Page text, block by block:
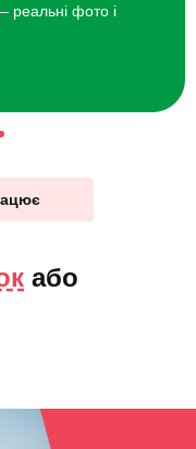
реальні фото і
або